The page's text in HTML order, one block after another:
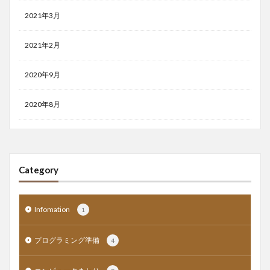
2021年3月
2021年2月
2020年9月
2020年8月
Category
Infomation 1
プログラミング準備 4